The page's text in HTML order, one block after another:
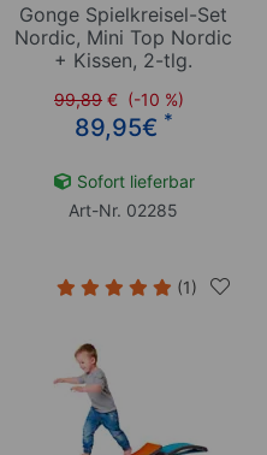
Gonge Spielkreisel-Set
Nordic, Mini Top Nordic
+ Kissen, 2-tlg.
99,89 € (-10 %)
89,95€ *
Sofort lieferbar
Art-Nr. 02285
(1)